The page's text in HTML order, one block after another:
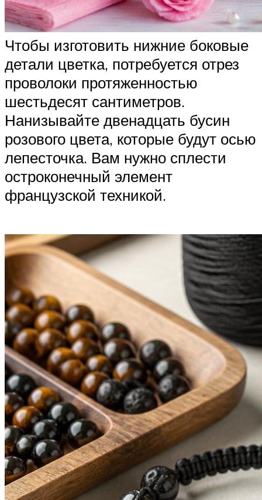
Чтобы изготовить нижние боковые
детали цветка, потребуется отрез
проволоки протяженностью
шестьдесят сантиметров.
Нанизывайте двенадцать бусин
розового цвета, которые будут осью
лепесточка. Вам нужно сплести
остроконечный элемент
французской техникой.